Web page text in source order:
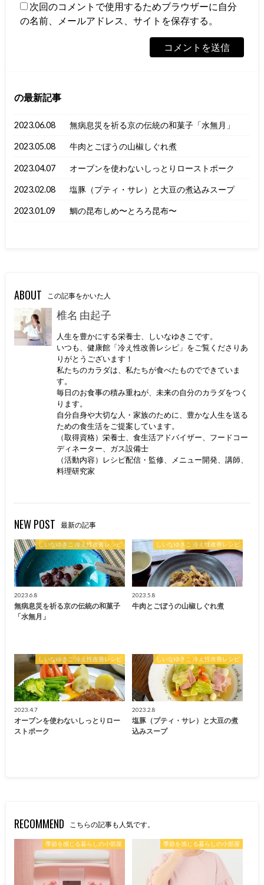
次回のコメントで使用するためブラウザーに自分
の名前、メールアドレス、サイトを保存する。
の最新記事
2023.06.08 無病息災を祈る京の伝統の和菓子「水無月」
2023.05.08 牛肉とごぼうの山椒しぐれ煮
2023.04.07 オーブンを使わないしっとりローストポーク
2023.02.08 塩豚（プティ・サレ）と大豆の煮込みスープ
2023.01.09 鯛の昆布しめ〜とろろ昆布〜
ABOUT この記事をかいた人
椎名 由起子
人生を豊かにする栄養士、しいなゆきこです。
いつも、健康館「冷え性改善レシピ」をご覧くださりあ
りがとうございます！
私たちのカラダは、私たちが食べたものでできていま
す。
毎日のお食事の積み重ねが、未来の自分のカラダをつく
ります。
自分自身や大切な人・家族のために、豊かな人生を送る
ための食生活をご提案しています。
（取得資格）栄養士、食生活アドバイザー、フードコー
ディネーター、ガス設備士
（活動内容）レシピ配信・監修、メニュー開発、講師、
料理研究家
NEW POST 最新の記事
しいなゆきこ 冷え性改善レシピ
2023.6.8
無病息災を祈る京の伝統の和菓子
「水無月」
しいなゆきこ 冷え性改善レシピ
2023.5.8
牛肉とごぼうの山椒しぐれ煮
しいなゆきこ 冷え性改善レシピ
2023.4.7
オーブンを使わないしっとりロー
ストポーク
しいなゆきこ 冷え性改善レシピ
2023.2.8
塩豚（プティ・サレ）と大豆の煮
込みスープ
RECOMMEND こちらの記事も人気です。
季節を感じる暮らしの小部屋 季節を感じる暮らしの小部屋